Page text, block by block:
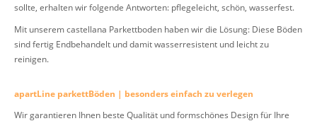
sollte, erhalten wir folgende Antworten: pflegeleicht, schön, wasserfest.
Mit unserem castellana Parkettboden haben wir die Lösung: Diese Böden
sind fertig Endbehandelt und damit wasserresistent und leicht zu
reinigen.
apartLine parkettBöden | besonders einfach zu verlegen
Wir garantieren Ihnen beste Qualität und formschönes Design für Ihre